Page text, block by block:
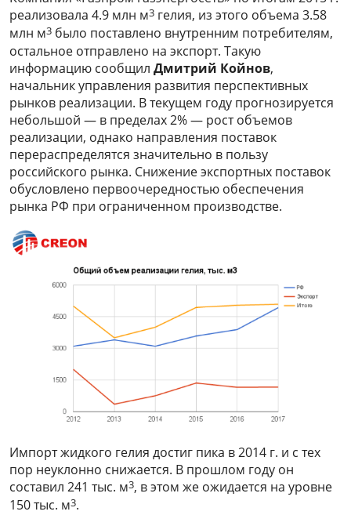
реализовала 4.9 млн м3 гелия, из этого объема 3.58
млн м3 было поставлено внутренним потребителям,
остальное отправлено на экспорт. Такую
информацию сообщил Дмитрий Койнов,
начальник управления развития перспективных
рынков реализации. В текущем году прогнозируется
небольшой — в пределах 2% — рост объемов
реализации, однако направления поставок
перераспределятся значительно в пользу
российского рынка. Снижение экспортных поставок
обусловлено первоочередностью обеспечения
рынка РФ при ограниченном производстве.
Импорт жидкого гелия достиг пика в 2014 г. и с тех
пор неуклонно снижается. В прошлом году он
составил 241 тыс. м3, в этом же ожидается на уровне
150 тыс. м3.